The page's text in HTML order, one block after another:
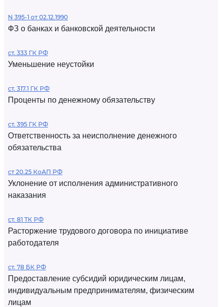
N 395-1 от 02.12.1990
ФЗ о банках и банковской деятельности
ст. 333 ГК РФ
Уменьшение неустойки
ст. 317.1 ГК РФ
Проценты по денежному обязательству
ст. 395 ГК РФ
Ответственность за неисполнение денежного
обязательства
ст 20.25 КоАП РФ
Уклонение от исполнения административного
наказания
ст. 81 ТК РФ
Расторжение трудового договора по инициативе
работодателя
ст. 78 БК РФ
Предоставление субсидий юридическим лицам,
индивидуальным предпринимателям, физическим
лицам